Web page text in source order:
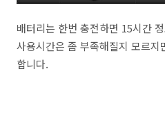
배터리는 한번 충전하면 15시간
사용시간은 좀 부족해질지 모르지
합니다.